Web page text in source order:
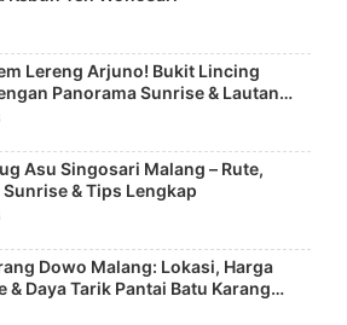
Lereng Arjuno! Bukit Lincing
Panorama Sunrise & Lautan
Asu Singosari Malang – Rute,
& Tips Lengkap
Dowo Malang: Lokasi, Harga
& Daya Tarik Pantai Batu Karang